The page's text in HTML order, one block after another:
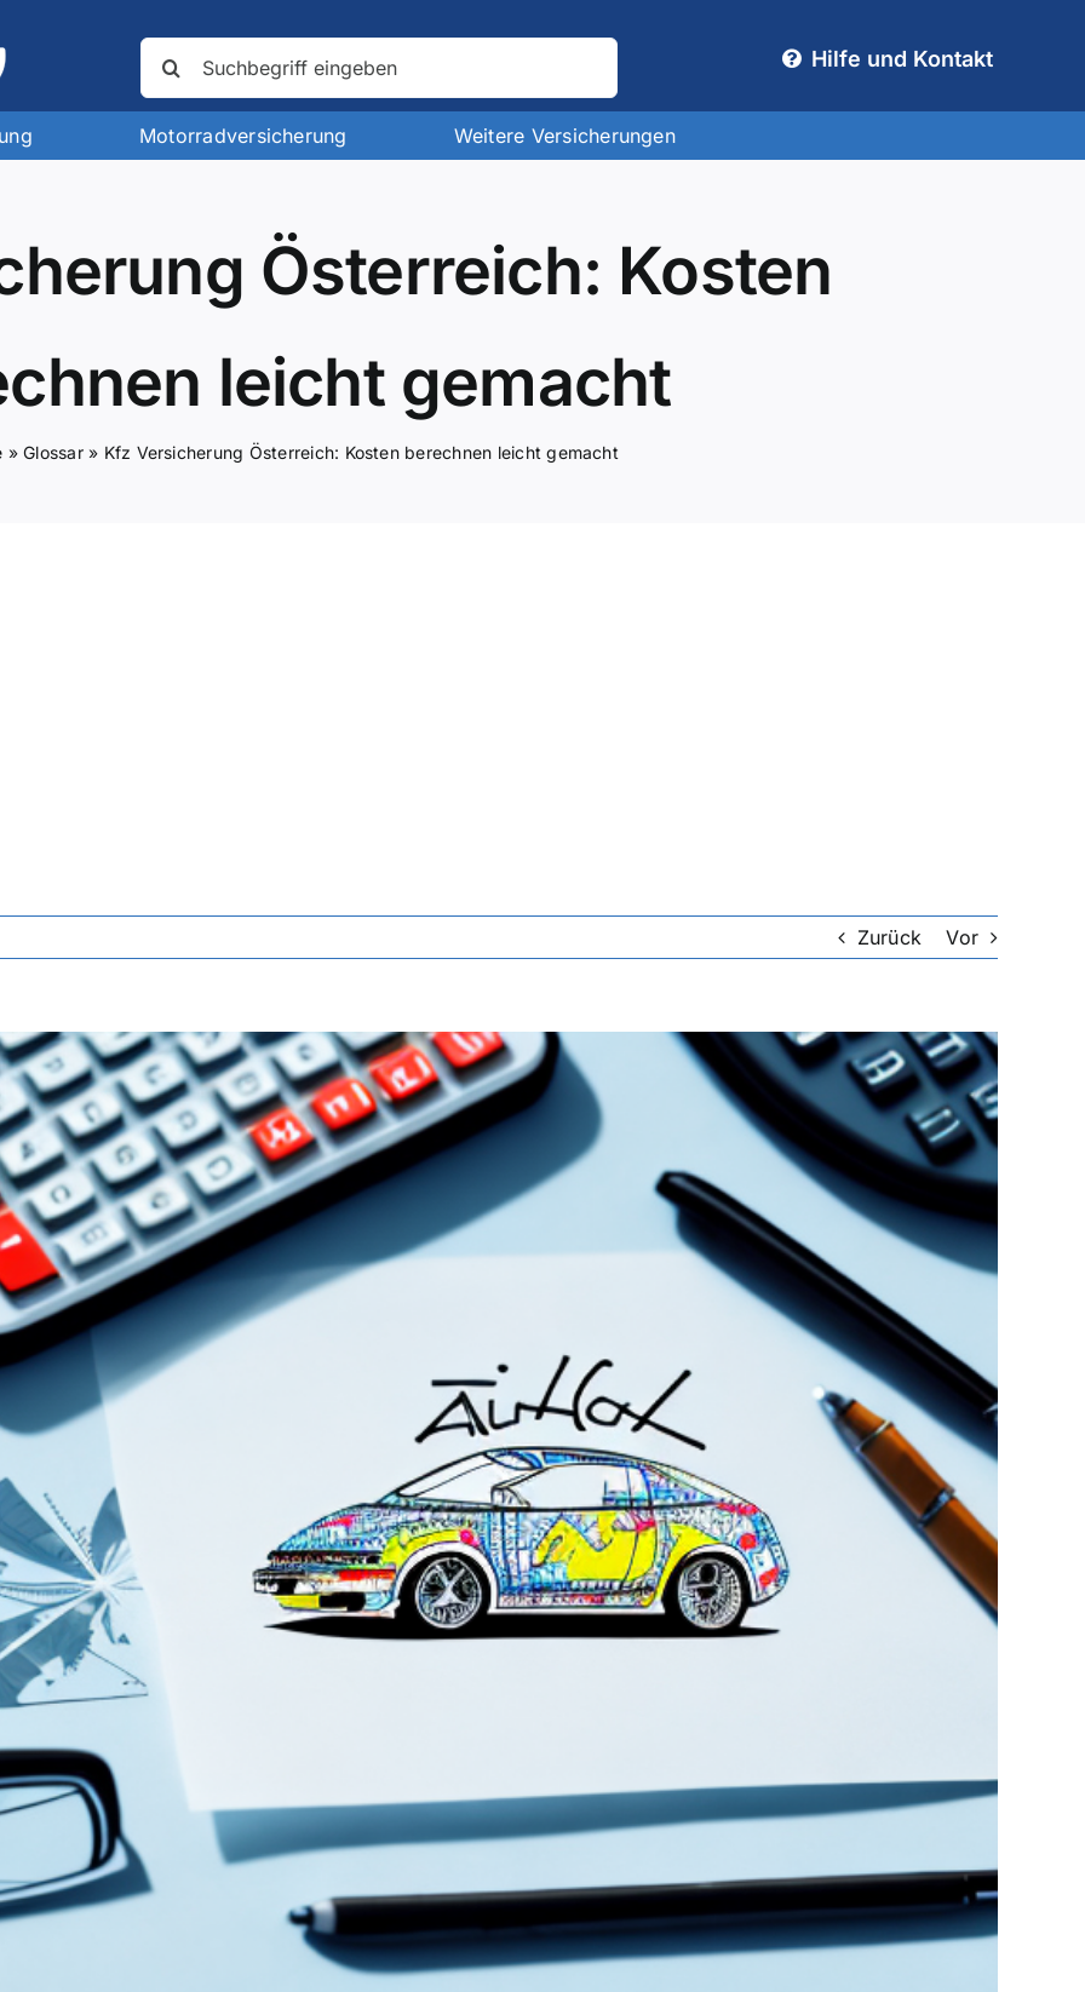
nach:
Hilfe und Kontakt
Motorradversicherung Weitere Versicherungen
Österreich: Kosten
leicht gemacht
»Glossar» Kfz Versicherung Österreich: Kosten berechnen leicht gemacht
Zurück Vor